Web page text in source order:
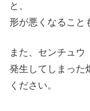
と、
形が悪くなること
また、センチュウ
発生してしまった
ください。